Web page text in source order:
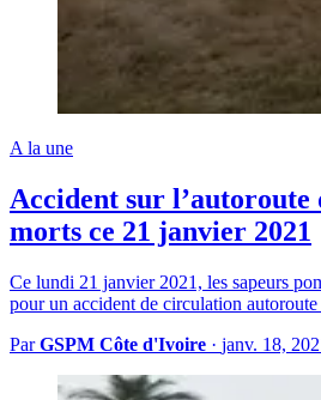
A la une
Accident sur
morts ce 21 janvier 2021
Ce lundi 21 janvier 2021, les sapeurs
pour un accident de circulation
ParGSPM Côte d'Ivoire · janv. 18,